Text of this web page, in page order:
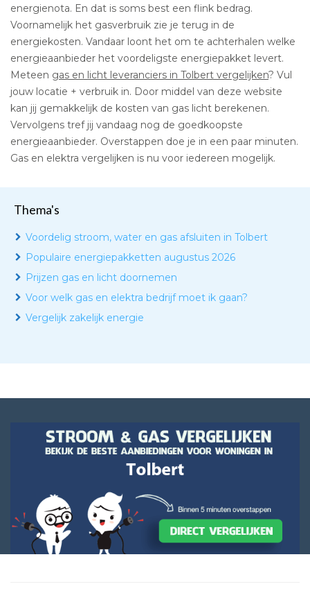
energienota. En dat is soms best een flink bedrag.
Voornamelijk het gasverbruik zie je terug in de
energiekosten. Vandaar loont het om te achterhalen welke
energieaanbieder het voordeligste energiepakket levert.
Meteen gas en licht leveranciers in Tolbert vergelijken? Vul
jouw locatie + verbruik in. Door middel van deze website
kan jij gemakkelijk de kosten van gas licht berekenen.
Vervolgens tref jij vandaag nog de goedkoopste
energieaanbieder. Overstappen doe je in een paar minuten.
Gas en elektra vergelijken is nu voor iedereen mogelijk.
Thema's
Voordelig stroom, water en gas afsluiten in Tolbert
Populaire energiepakketten augustus 2026
Prijzen gas en licht doornemen
Voor welk gas en elektra bedrijf moet ik gaan?
Vergelijk zakelijk energie